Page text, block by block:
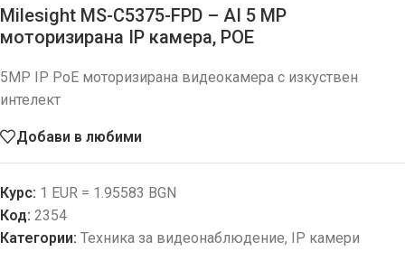
Milesight MS-C5375-FPD – AI 5 MP
моторизирана IP камера, POE
5MP IP PoE моторизирана видеокамера с изкуствен
интелект
Добави в любими
Курс: 1 EUR = 1.95583 BGN
Код: 2354
Категории: Техника за видеонаблюдение, IP камери